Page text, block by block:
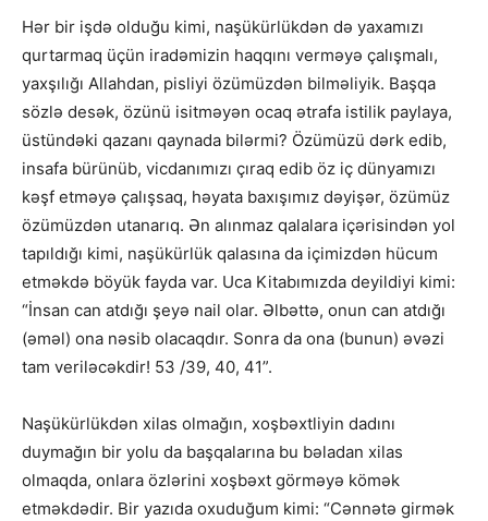
Hər bir işdə olduğu kimi, naşükürlükdən də yaxamızı
qurtarmaq üçün iradəmizin haqqını verməyə çalışmalı,
yaxşılığı Allahdan, pisliyi özümüzdən bilməliyik. Başqa
sözlə desək, özünü isitməyən ocaq ətrafa istilik paylaya,
üstündəki qazanı qaynada bilərmi? Özümüzü dərk edib,
insafa bürünüb, vicdanımızı çıraq edib öz iç dünyamızı
kəşf etməyə çalışsaq, həyata baxışımız dəyişər, özümüz
özümüzdən utanarıq. Ən alınmaz qalalara içərisindən yol
tapıldığı kimi, naşükürlük qalasına da içimizdən hücum
etməkdə böyük fayda var. Uca Kitabımızda deyildiyi kimi:
“İnsan can atdığı şeyə nail olar. Əlbəttə, onun can atdığı
(əməl) ona nəsib olacaqdır. Sonra da ona (bunun) əvəzi
tam veriləcəkdir! 53 /39, 40, 41”.
Naşükürlükdən xilas olmağın, xoşbəxtliyin dadını
duymağın bir yolu da başqalarına bu bəladan xilas
olmaqda, onlara özlərini xoşbəxt görməyə kömək
etməkdədir. Bir yazıda oxuduğum kimi: “Cənnətə girmək